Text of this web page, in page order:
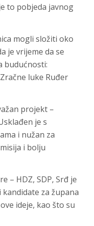
to pobjeda javnog
mogli složiti oko
je vrijeme da se
budućnosti:
luke Ruđer
projekt –
je s
i nužan za
i bolju
– HDZ, SDP, Srđ je
za župana
ideje, kao što su